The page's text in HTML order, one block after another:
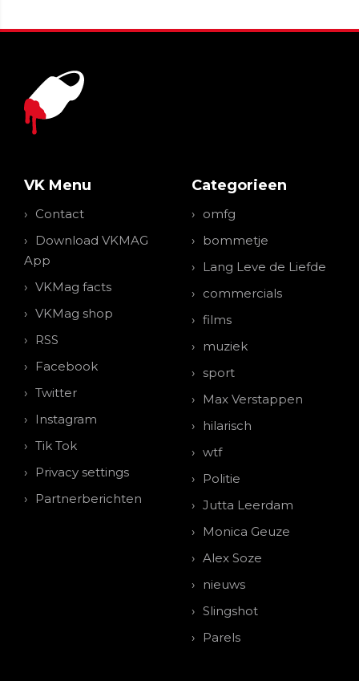
VK Menu
Contact
Download VKMAG
App
VKMag facts
VKMag shop
RSS
Facebook
Twitter
Instagram
Tik Tok
Privacy settings
Partnerberichten
Categorieen
omfg
bommetje
Lang Leve de Liefde
commercials
films
muziek
sport
Max Verstappen
hilarisch
wtf
Politie
Jutta Leerdam
Monica Geuze
Alex Soze
nieuws
Slingshot
Parels